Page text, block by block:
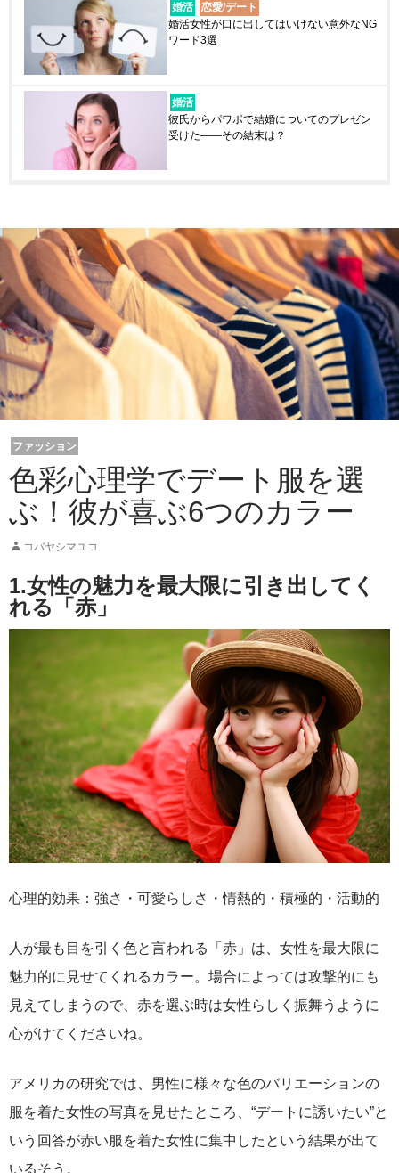
婚活
恋愛/デート
婚活女性が口に出してはいけない意外なNG
ワード3選
婚活
彼氏からパワポで結婚についてのプレゼン
受けた――その結末は？
ファッション
色彩心理学でデート服を選
ぶ！彼が喜ぶ6つのカラー
コバヤシマユコ
1.女性の魅力を最大限に引き出してく
れる「赤」
心理的効果：強さ・可愛らしさ・情熱的・積極的・活動的
人が最も目を引く色と言われる「赤」は、女性を最大限に
魅力的に見せてくれるカラー。場合によっては攻撃的にも
見えてしまうので、赤を選ぶ時は女性らしく振舞うように
心がけてくださいね。
アメリカの研究では、男性に様々な色のバリエーションの
服を着た女性の写真を見せたところ、“デートに誘いたい”と
いう回答が赤い服を着た女性に集中したという結果が出て
いるそう。